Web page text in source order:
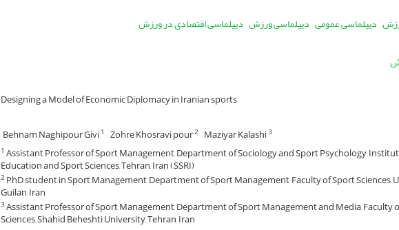
دیپلماسی عمومی دیپلماسی ورزش دیپلماسی اقتصادی در ورزش
Designing a Model of Economic Diplomacy in Iranian sports
Behnam Naghipour Givi1 Zohre Khosravi pour2 Maziyar Kalashi3
1 Assistant Professor of Sport Management, Department of Sociology and Sport Psychology,
Education and Sport Sciences, Tehran, Iran (SSRI)
2PhD student in Sport Management, Department of Sport Management, Faculty of Sport Sciences,
Guilan, Iran
3Assistant Professor of Sport Management, Department of Sport Management and Media, Faculty
Sciences, Shahid Beheshti University, Tehran, Iran